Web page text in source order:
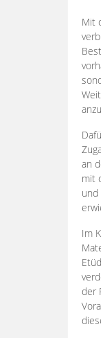
Mit
an
mit
und
Im
der